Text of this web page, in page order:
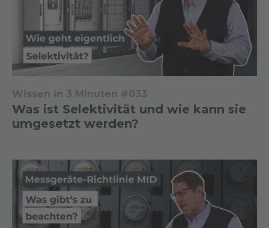
Wissen in 3 Minuten #033
Was ist Selektivität und wie kann sie
umgesetzt werden?